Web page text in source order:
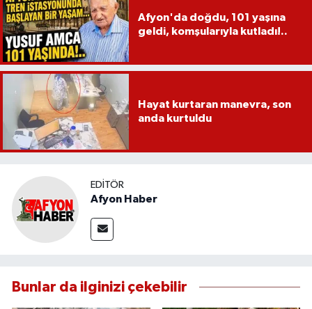
Afyon'da doğdu, 101 yaşına
geldi, komşularıyla kutladı!..
Hayat kurtaran manevra, son
anda kurtuldu
EDITÖR
Afyon Haber
Bunlar da ilginizi çekebilir